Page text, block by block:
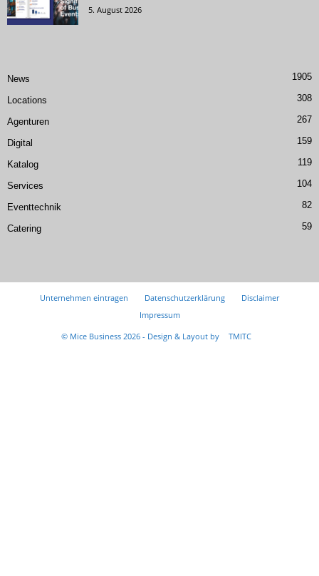
5. August 2026
News 1905
Locations 308
Agenturen 267
Digital 159
Katalog 119
Services 104
Eventtechnik 82
Catering 59
Unternehmen eintragen Datenschutzerklärung
Disclaimer
Impressum
© Mice Business 2026 - Design & Layout by
TMITC